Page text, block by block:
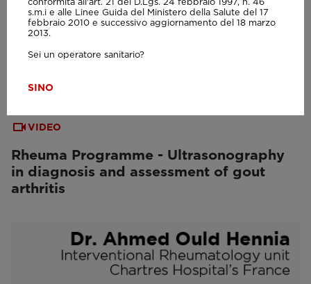
VIDEO
Rheuma Programme - Ultrasonography
in diagnosis and assessment of gout
arthritis
s.m.i e alle Linee Guida del Ministero della Salute del 17
febbraio 2010 e successivo aggiornamento del 18 marzo
2013.
Sei un operatore sanitario?
SINO